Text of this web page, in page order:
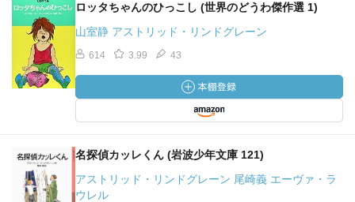
ロッタちゃんのひっこし (世界のどうわ傑作選 1)
山室静 アストリッド・リンドグレーン
614 3.99 43
名探偵カッレくん (岩波少年文庫 121)
アストリッド・リンドグレーン 尾崎義 エーヴァ・ラ
ウレル